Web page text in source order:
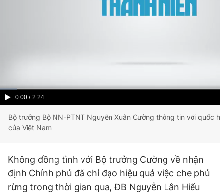
Current
0:00 / Duration
2:24
Bộ trưởng Bộ NN-PTNT Nguyễn Xuân Cường thông tin với quốc
của Việt Nam
Không đồng tình với Bộ trưởng Cường về nhận
định Chính phủ đã chỉ đạo hiệu quả việc che phủ
rừng trong thời gian qua, ĐB Nguyễn Lân Hiếu